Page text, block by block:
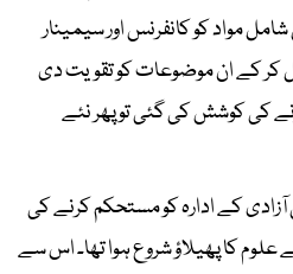
مواد کو کانفرنس اور سیمینار
کے ان موضوعات کو تقویت دی
کی کوشش کی گئی تو پھر نئے
علمی آزادی کے ادارہ کو مستحکم کرنے کی
کا پھیلاؤ شروع ہوا تھا۔ اس سے